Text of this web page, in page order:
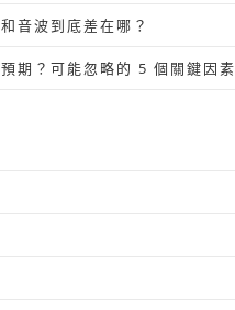
音波到底差在哪？
期？可能忽略的 5 個關鍵因素